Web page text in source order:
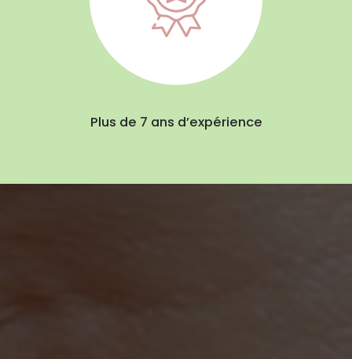
Plus de 7 ans d’expérience